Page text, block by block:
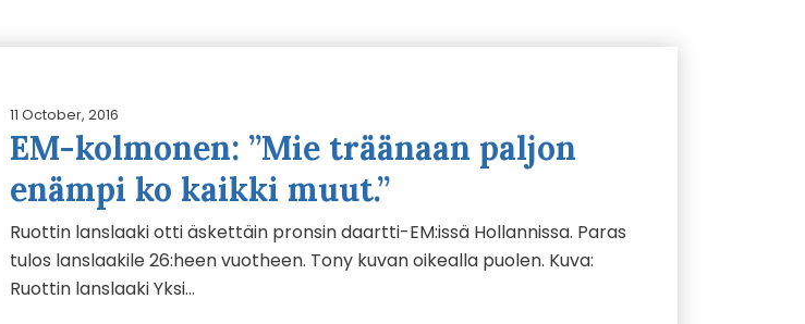
11 October, 2016
EM-kolmonen: ”Mie träänaan paljon
enämpi ko kaikki muut.”
Ruottin lanslaaki otti äskettäin pronsin daartti-EM:issä Hollannissa. Paras
tulos lanslaakile 26:heen vuotheen. Tony kuvan oikealla puolen. Kuva:
Ruottin lanslaaki Yksi…